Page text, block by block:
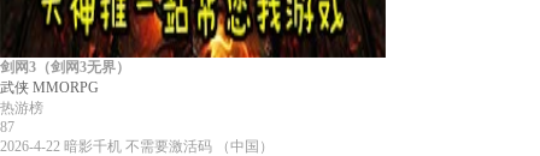
剑网3（剑网3无界）
武侠 MMORPG
热游榜
87
2026-4-22 暗影千机 不需要激活码 （中国）